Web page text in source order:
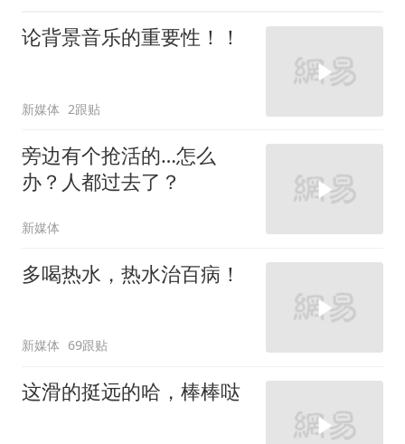
论背景音乐的重要性！！
新媒体 2跟贴
旁边有个抢活的…怎么
办？人都过去了？
新媒体
多喝热水，热水治百病！
新媒体 69跟贴
这滑的挺远的哈，棒棒哒